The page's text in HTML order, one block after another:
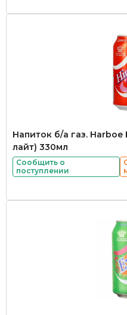
Напиток б/а газ.
лайт) 330мл
Сообщить о
поступлении